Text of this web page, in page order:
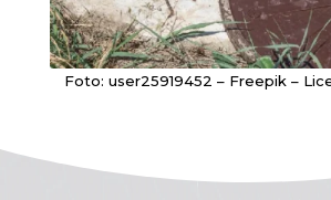
Foto: user25919452 – Freepik –